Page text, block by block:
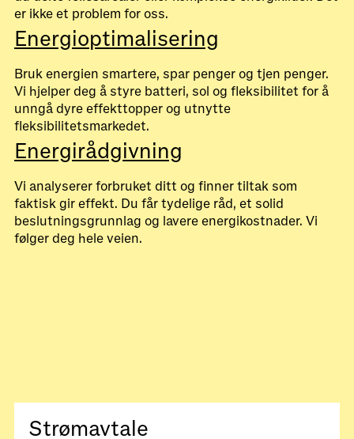
er ikke et problem for oss.
Energioptimalisering
Bruk energien smartere, spar penger og tjen penger.
Vi hjelper deg å styre batteri, sol og fleksibilitet for å
unngå dyre effekttopper og utnytte
fleksibilitetsmarkedet.
Energirådgivning
Vi analyserer forbruket ditt og finner tiltak som
faktisk gir effekt. Du får tydelige råd, et solid
beslutningsgrunnlag og lavere energikostnader. Vi
følger deg hele veien.
Strømavtale